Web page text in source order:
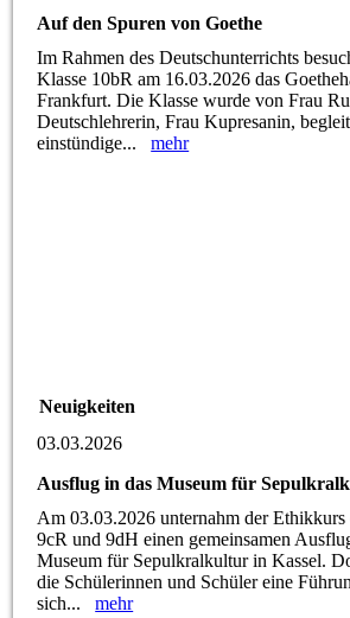
Auf den Spuren von Goethe
Im Rahmen des Deutschunterrichts
Klasse 10bR am 16.03.2026 das
Frankfurt. Die Klasse wurde von Frau
Deutschlehrerin, Frau Kupresanin,
einstündige...mehr
Neuigkeiten
03.03.2026
Ausflug in das Museum für
Am 03.03.2026 unternahm der Ethikkurs
9cR und 9dH einen gemeinsamen
Museum für Sepulkralkultur in Kassel.
die Schülerinnen und Schüler eine
sich...mehr